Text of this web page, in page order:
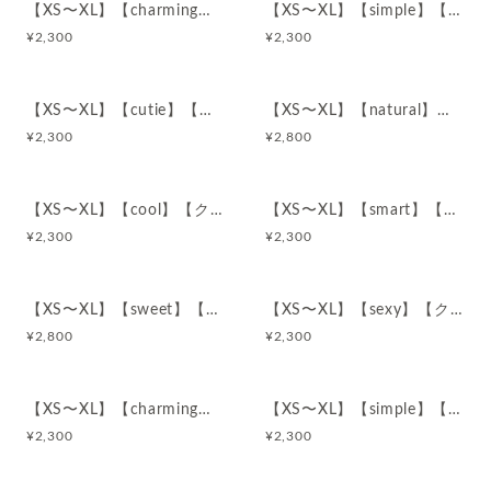
【XS〜XL】【charming】【グレージュ】コットン100%ショーツ
¥2,300
【XS〜XL】【simple】【クリーム】コットン100%ショーツ
¥2,300
【XS〜XL】【cutie】【クリーム】コットン100%ショーツ
¥2,300
【XS〜XL】【natural】【クリーム】コットン100%ショーツ
¥2,800
【XS〜XL】【cool】【クリーム】コットン100%ショーツ
¥2,300
【XS〜XL】【smart】【クリーム】コットン100%ショーツ
¥2,300
【XS〜XL】【sweet】【クリーム】コットン100%ショーツ
¥2,800
【XS〜XL】【sexy】【クリーム】コットン100%ショーツ
¥2,300
【XS〜XL】【charming】【クリーム】コットン100%ショーツ
¥2,300
【XS〜XL】【simple】【ベージュ】コットン100%ショーツ
¥2,300